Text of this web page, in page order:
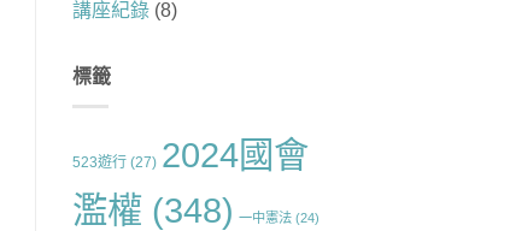
講座紀錄(8)
標籤
523遊行(27) 2024國會
濫權 (348) 一中憲法(24)